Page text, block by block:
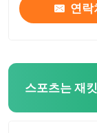
연락
스포츠는 재